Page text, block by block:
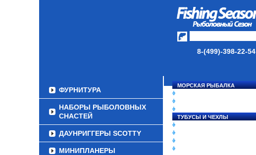
ФУРНИТУРА
НАБОРЫ РЫБОЛОВНЫХ
СНАСТЕЙ
ДАУНРИГГЕРЫ SCOTTY
МИНИПЛАНЕРЫ
8-(499)-398-22-54
МОРСКАЯ РЫБАЛКА
ТУБУСЫ И ЧЕХЛЫ